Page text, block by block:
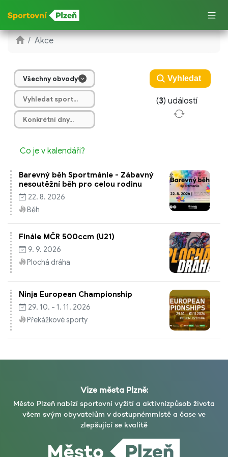
Akce
Všechny obvody
(3) událostí
Co je v kalendáři?
Barevný běh Sportmánie - Zábavný
nesoutěžní běh pro celou rodinu
22. 8. 2026
Běh
Finále MČR 500ccm (U21)
9. 9. 2026
Plochá dráha
Ninja European Championship
29. 10. - 1. 11. 2026
Překážkové sporty
Vize města Plzně:
Město Plzeň nabízí sportovní vyžití a aktivnízpůsob života
všem svým obyvatelům v dostupnémmístě a čase ve
zlepšující se kvalitě